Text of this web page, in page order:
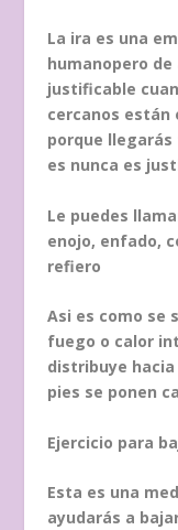
La ira es una
humanopero
justificable
cercanos están
porque
es nunca es
Le puedes
enojo, enfado,
refiero
Asi es como se
fuego o calor
distribuye
pies se ponen
Ejercicio para
Esta es una
ayudarás a